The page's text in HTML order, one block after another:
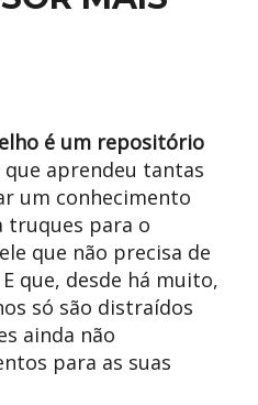
é um repositório
que aprendeu tantas
um conhecimento
truques para o
que não precisa de
que, desde há muito,
só são distraídos
ainda não
para as suas